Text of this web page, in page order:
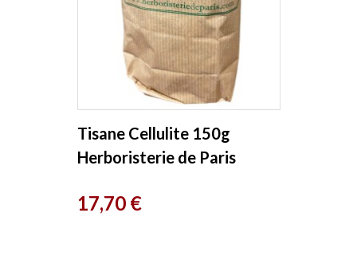
Tisane Cellulite 150g
Herboristerie de Paris
Prix
17,70 €